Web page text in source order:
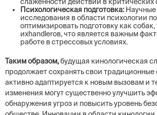
Психологическая подготовка: Научные
исследования в области психологии
оптимизировать подготовку как собак,
ихhandlerов, что является важным
работе в стрессовых условиях.
Таким образом,будущая кинологическая
продолжает сохранять свои традиционные
активно адаптируется к новым вызовам и
изменения могут существенно улучшить
обнаружения угроз и повысить уровень